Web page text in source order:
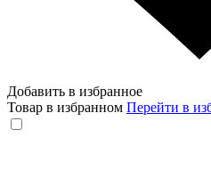
Добавить в избранное
Товар в избранном Перейти в